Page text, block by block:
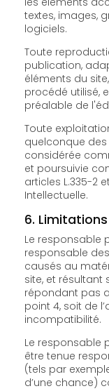
textes, images,
logiciels.
Toute
publication,
éléments du
procédé utilisé,
Toute
quelconque des
considérée
et poursuivie
articles L.335-2 et suivants du Code de Propriété
Intellectuelle.
6.
Le responsable
responsable
causés au
site, et résultant
répondant pas
point 4, soit de
incompatibilité.
Le responsable
être tenue
(tels par exemple qu’une perte de marché ou perte
d’une chance)